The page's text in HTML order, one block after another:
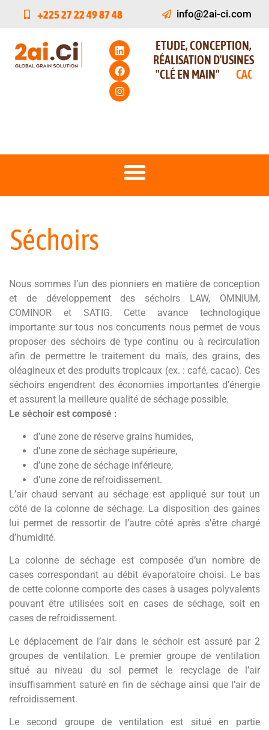
+225 27 22 49 87 48 info@2ai-ci.com
ETUDE, CONCEPTION,
RÉALISATION D'USINES
"CLÉ EN MAIN"
CAC
Séchoirs
Nous sommes l’un des pionniers en matière de conception
et de développement des séchoirs LAW, OMNIUM,
COMINOR et SATIG. Cette avance technologique
importante sur tous nos concurrents nous permet de vous
proposer des séchoirs de type continu ou à recirculation
afin de permettre le traitement du maïs, des grains, des
oléagineux et des produits tropicaux (ex. : café, cacao). Ces
séchoirs engendrent des économies importantes d’énergie
et assurent la meilleure qualité de séchage possible.
Le séchoir est composé :
d’une zone de réserve grains humides,
d’une zone de séchage supérieure,
d’une zone de séchage inférieure,
d’une zone de refroidissement.
L’air chaud servant au séchage est appliqué sur tout un
côté de la colonne de séchage. La disposition des gaines
lui permet de ressortir de l’autre côté après s’être chargé
d’humidité.
La colonne de séchage est composée d’un nombre de
cases correspondant au débit évaporatoire choisi. Le bas
de cette colonne comporte des cases à usages polyvalents
pouvant être utilisées soit en cases de séchage, soit en
cases de refroidissement.
Le déplacement de l’air dans le séchoir est assuré par 2
groupes de ventilation. Le premier groupe de ventilation
situé au niveau du sol permet le recyclage de l’air
insuffisamment saturé en fin de séchage ainsi que l’air de
refroidissement.
Le second groupe de ventilation est situé en partie